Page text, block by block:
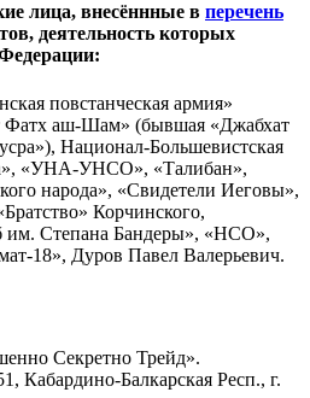
лица, внесённные в перечень
деятельность которых
повстанческая армия»
аш-Шам» (бывшая «Джабхат
Национал-Большевистская
«УНА-УНСО», «Талибан»,
народа», «Свидетели Иеговы»,
Корчинского,
им. Степана Бандеры», «НСО»,
18», Дуров Павел Валерьевич.
Секретно Трейд».
Кабардино-Балкарская Респ., г.